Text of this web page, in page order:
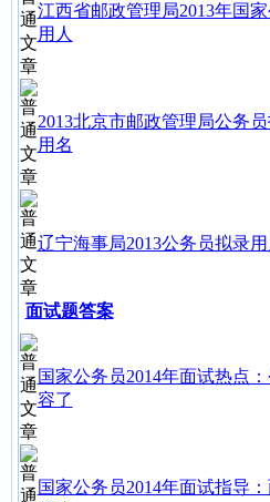
江西省邮政管理局2013年国
用人
2013北京市邮政管理局公务
用名
辽宁海事局2013公务员拟录
面试题答案
国家公务员2014年面试热点
容了
国家公务员2014年面试指导